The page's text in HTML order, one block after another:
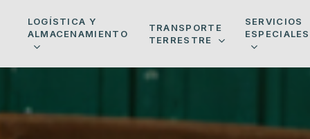
LOGÍSTICA Y
ALMACENAMIENTO
TRANSPORTE
TERRESTRE
SERVICIOS
ESPECIALES